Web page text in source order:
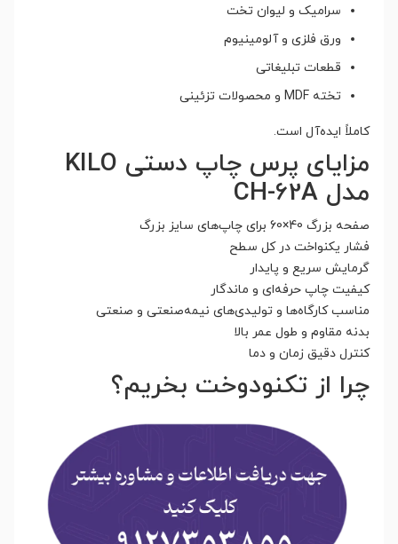
سرامیک و لیوان تخت
ورق فلزی و آلومینیوم
قطعات تبلیغاتی
تخته MDF و محصولات تزئینی
کاملاً ایده‌آل است.
مزایای پرس چاپ دستی KILO
مدل CH-62A
صفحه بزرگ 40×60 برای چاپ‌های سایز بزرگ
فشار یکنواخت در کل سطح
گرمایش سریع و پایدار
کیفیت چاپ حرفه‌ای و ماندگار
مناسب کارگاه‌ها و تولیدی‌های نیمه‌صنعتی و صنعتی
بدنه مقاوم و طول عمر بالا
کنترل دقیق زمان و دما
چرا از تکنودوخت بخریم؟